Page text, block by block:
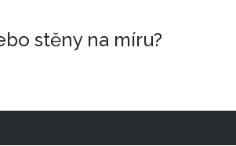
stěny na míru?